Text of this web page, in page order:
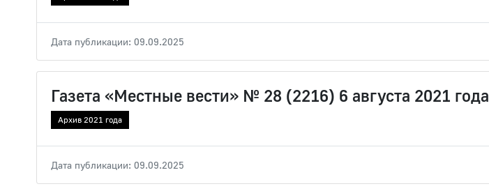
Дата публикации: 09.09.2025
Газета «Местные вести» № 28 (2216) 6 августа 2021 года
Архив 2021 года
Дата публикации: 09.09.2025